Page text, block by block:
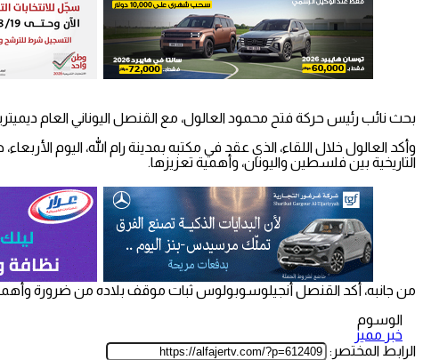
بحث نائب رئيس حركة فتح محمود العالول، مع القنصل اليوناني العام
وأكد العالول خلال اللقاء، الذي عقد في مكتبه بمدينة رام الله، اليوم
التاريخية بين فلسطين واليونان، وأهمية تعزيزها.
من جانبه، أكد القنصل أنجيلوسوبولوس ثبات موقف بلاده من ضرورة وأهمية قيام الدولة الفلسطينية،
الوسوم
خبر مميز
الرابط المختصر: